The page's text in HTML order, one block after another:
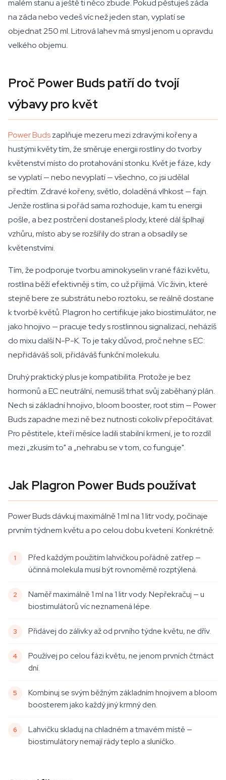
malém stanu a ještě ti něco zbude. Pokud pěstuješ záda
na záda nebo vedeš víc než jeden stan, vyplatí se
objednat 250 ml. Litrová lahev má smysl jenom u opravdu
velkého objemu.
Proč Power Buds patří do tvojí
výbavy pro květ
Power Budszaplňuje mezeru mezi zdravými kořeny a
hustými květy tím, že směruje energii rostliny do tvorby
květenství místo do protahování stonku. Květ je fáze, kdy
se vyplatí — nebo nevyplatí — všechno, co jsi udělal
předtím. Zdravé kořeny, světlo, doladěná vlhkost — fajn.
Jenže rostlina si pořád sama rozhoduje, kam tu energii
pošle, a bez postrčení dostaneš plody, které dál šplhají
vzhůru, místo aby se rozšířily do stran a obsadily se
květenstvími.
Tím, že podporuje tvorbu aminokyselin v rané fázi květu,
rostlina běží efektivněji s tím, co už přijímá. Víc živin, které
stejně bere ze substrátu nebo roztoku, se reálně dostane
k tvorbě květů. Plagron ho certifikuje jako biostimulátor, ne
jako hnojivo — pracuje tedy s rostlinnou signalizací, neházíš
do mixu další N-P-K. To je taky důvod, proč nehne s EC:
nepřidáváš soli, přidáváš funkční molekulu.
Druhý praktický plus je kompatibilita. Protože je bez
hormonů a EC neutrální, nemusíš trhat svůj zaběhaný plán.
Nech si základní hnojivo, bloom booster, root stim — Power
Buds zapadne mezi ně bez nutnosti cokoliv přepočítávat.
Pro pěstitele, kteří měsíce ladili stabilní krmení, je to rozdíl
mezi „zkusím to" a „nehrabu se v tom, co funguje".
Jak Plagron Power Buds používat
Power Buds dávkuj maximálně 1 ml na 1 litr vody, počínaje
prvním týdnem květu a po celou dobu kvetení. Konkrétně:
Před každým použitím lahvičkou pořádně zatřep —
účinná molekula musí být rovnoměrně rozptýlená.
Naměř maximálně 1 ml na 1 litr vody. Nepřekračuj — u
biostimulátorů víc neznamená lépe.
Přidávej do zálivky až od prvního týdne květu, ne dřív.
Používej po celou fázi květu, ne jenom prvních čtrnáct
dní.
Kombinuj se svým běžným základním hnojivem a bloom
boosterem jako každý jiný krmný den.
Lahvičku skladuj na chladném a tmavém místě —
biostimulátory nemají rády teplo a sluníčko.